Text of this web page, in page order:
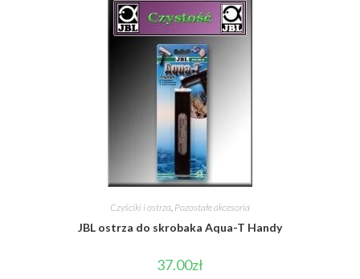
Czyściki i ostrza, Pozostałe akcesoria
JBL ostrza do skrobaka Aqua-T Handy
37.00zł